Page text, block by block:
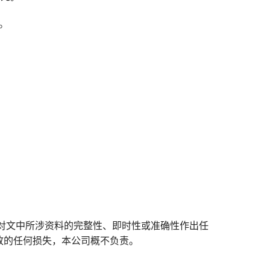
中所涉资料的完整性、即时性或准确性作出任
任何损失，本公司概不负责。